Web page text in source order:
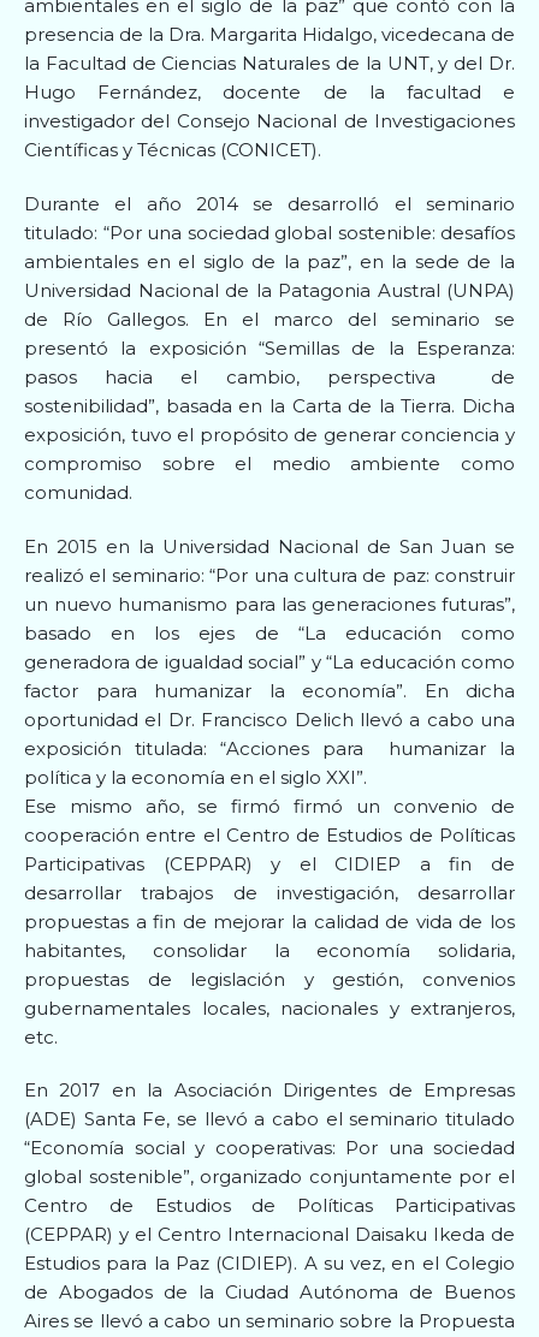
ambientales en el siglo de la paz” que contó con la
presencia de la Dra. Margarita Hidalgo, vicedecana de
la Facultad de Ciencias Naturales de la UNT, y del Dr.
Hugo Fernández, docente de la facultad e
investigador del Consejo Nacional de Investigaciones
Científicas y Técnicas (CONICET).
Durante el año 2014 se desarrolló el seminario
titulado: “Por una sociedad global sostenible: desafíos
ambientales en el siglo de la paz”, en la sede de la
Universidad Nacional de la Patagonia Austral (UNPA)
de Río Gallegos. En el marco del seminario se
presentó la exposición “Semillas de la Esperanza:
pasos hacia el cambio, perspectiva de
sostenibilidad”, basada en la Carta de la Tierra. Dicha
exposición, tuvo el propósito de generar conciencia y
compromiso sobre el medio ambiente como
comunidad.
En 2015 en la Universidad Nacional de San Juan se
realizó el seminario: “Por una cultura de paz: construir
un nuevo humanismo para las generaciones futuras”,
basado en los ejes de “La educación como
generadora de igualdad social” y “La educación como
factor para humanizar la economía”. En dicha
oportunidad el Dr. Francisco Delich llevó a cabo una
exposición titulada: “Acciones para humanizar la
política y la economía en el siglo XXI”.
Ese mismo año, se firmó firmó un convenio de
cooperación entre el Centro de Estudios de Políticas
Participativas (CEPPAR) y el CIDIEP a fin de
desarrollar trabajos de investigación, desarrollar
propuestas a fin de mejorar la calidad de vida de los
habitantes, consolidar la economía solidaria,
propuestas de legislación y gestión, convenios
gubernamentales locales, nacionales y extranjeros,
etc.
En 2017 en la Asociación Dirigentes de Empresas
(ADE) Santa Fe, se llevó a cabo el seminario titulado
“Economía social y cooperativas: Por una sociedad
global sostenible”, organizado conjuntamente por el
Centro de Estudios de Políticas Participativas
(CEPPAR) y el Centro Internacional Daisaku Ikeda de
Estudios para la Paz (CIDIEP). A su vez, en el Colegio
de Abogados de la Ciudad Autónoma de Buenos
Aires se llevó a cabo un seminario sobre la Propuesta